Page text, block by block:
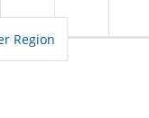
Region